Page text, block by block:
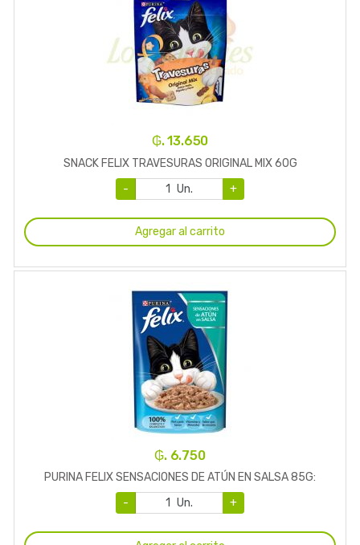
₲. 13.650
SNACK FELIX TRAVESURAS ORIGINAL MIX 60G
-
Un. +
Agregar al carrito
₲. 6.750
PURINA FELIX SENSACIONES DE ATÚN EN SALSA 85G:
-
Un. +